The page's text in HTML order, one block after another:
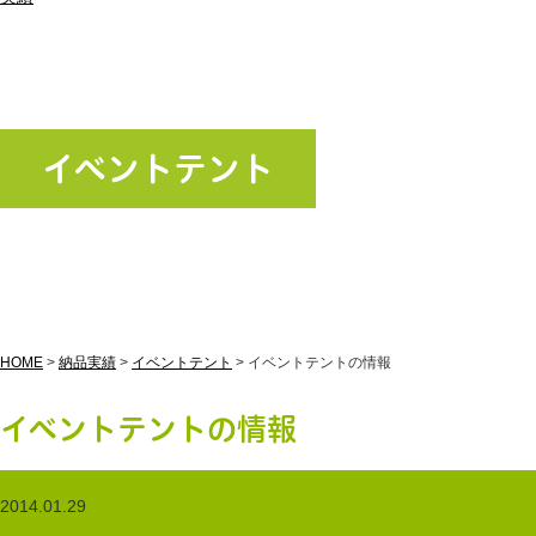
イベントテント
HOME > 納品実績 > イベントテント > イベントテントの情報
イベントテントの情報
2014.01.29